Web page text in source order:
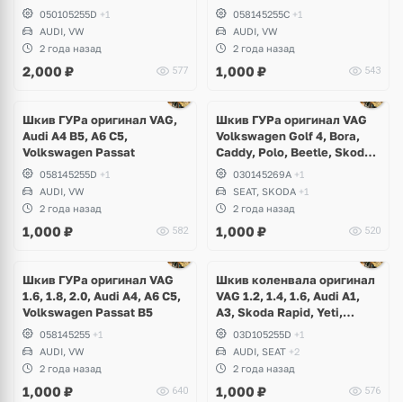
050105255D +1
AUDI, VW
2 года назад
2,000 ₽ 577
058145255C +1
AUDI, VW
2 года назад
1,000 ₽ 543
Шкив ГУРа оригинал VAG,
Audi A4 B5, A6 C5,
Volkswagen Passat
058145255D +1
AUDI, VW
2 года назад
1,000 ₽ 582
Шкив ГУРа оригинал VAG
Volkswagen Golf 4, Bora,
Caddy, Polo, Beetle, Skoda
Octavia, Felicia, Seat Leon,
Arosa, Toledo, Cordoba
030145269A +1
SEAT, SKODA +1
2 года назад
1,000 ₽ 520
Шкив ГУРа оригинал VAG
1.6, 1.8, 2.0, Audi A4, A6 C5,
Volkswagen Passat B5
058145255 +1
AUDI, VW
2 года назад
1,000 ₽ 640
Шкив коленвала оригинал
VAG 1.2, 1.4, 1.6, Audi A1,
A3, Skoda Rapid, Yeti,
Fabia, Roomster, Superb,
Volkswagen Golf 5, 6, Jetta,
Tiguan, Eos, Scirocco,
Passat B6, B7, Polo, Touran,
Seat Leon
03D105255D +1
AUDI, SEAT +2
2 года назад
1,000 ₽ 576